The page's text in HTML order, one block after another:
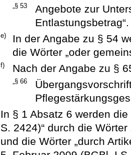
„§ 53
Angebote zur
Entlastungsbetrag“.
e)
In der Angabe zu § 54
die Wörter „oder
f) Nach der Angabe zu §
„§ 66
In § 1 Absatz 6 werden
S. 2424)“ durch die
und die Wörter „durch